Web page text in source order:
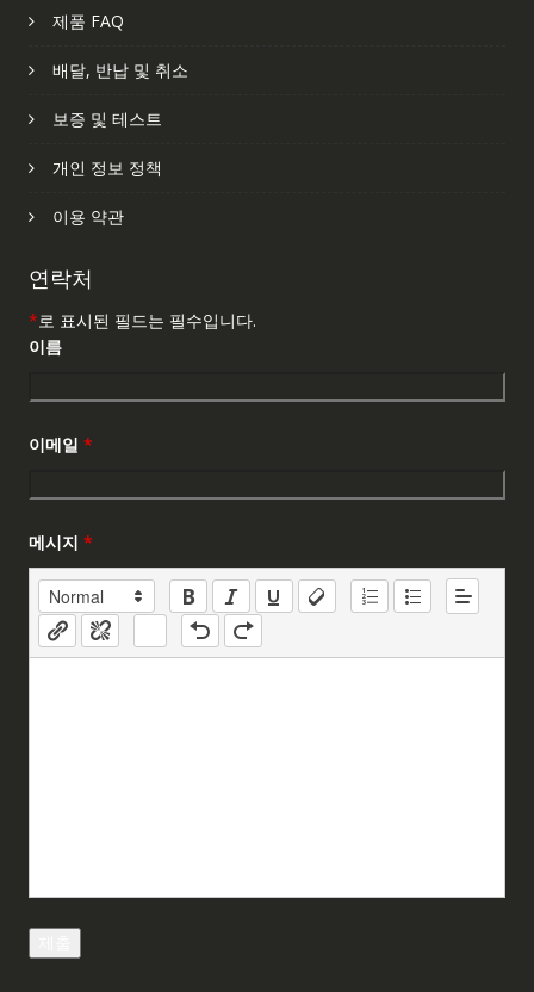
제품 FAQ
배달, 반납 및 취소
보증 및 테스트
개인 정보 정책
이용 약관
연락처
*로 표시된 필드는 필수입니다.
이름
이메일 *
메시지 *